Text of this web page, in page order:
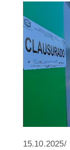
15.10.2025/